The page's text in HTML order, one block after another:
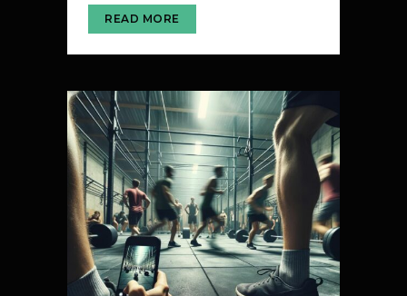
READ MORE